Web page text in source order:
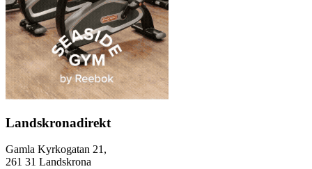
Landskronadirekt
Gamla Kyrkogatan 21,
261 31 Landskrona